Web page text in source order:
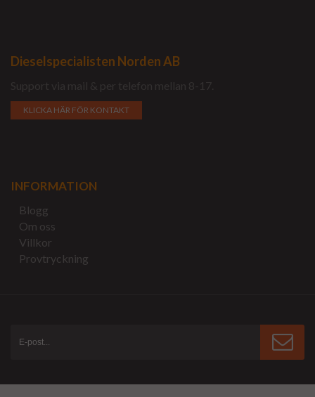
Dieselspecialisten Norden AB
Support via mail & per telefon mellan 8-17.
KLICKA HÄR FÖR KONTAKT
INFORMATION
Blogg
Om oss
Villkor
Provtryckning